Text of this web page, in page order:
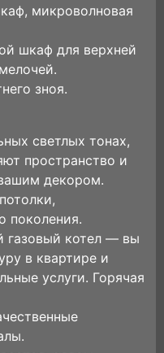
микроволновая
шкаф для верхней
зноя.
светлых тонах,
пространство и
декором.
поколения.
газовый котел — вы
в квартире и
услуги. Горячая